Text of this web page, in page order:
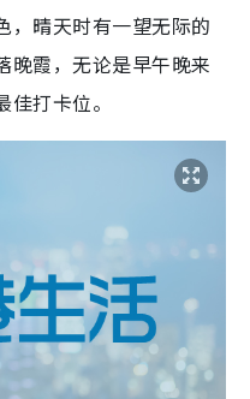
，晴天时有一望无际的
晚霞，无论是早午晚来
打卡位。